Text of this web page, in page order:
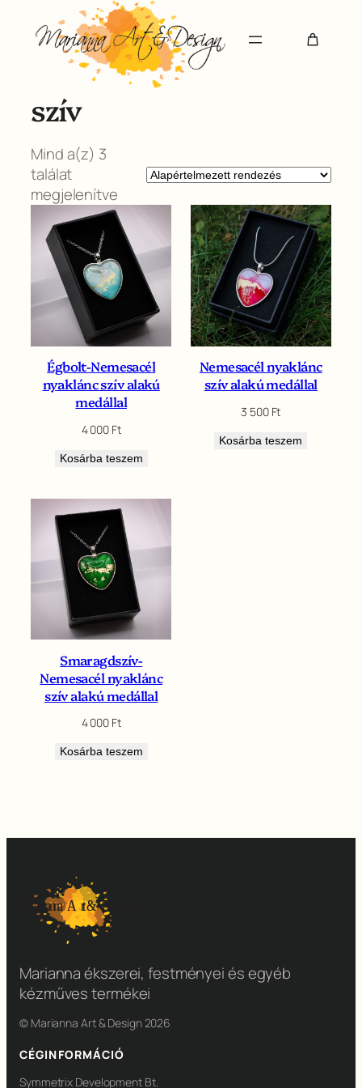
tartalomhoz
szív
Mind a(z) 3
találat
megjelenítve
Égbolt-Nemesacél
nyaklánc szív alakú
medállal
4 000 Ft
Kosárba teszem
Nemesacél nyaklánc
szív alakú medállal
3 500 Ft
Kosárba teszem
Smaragdszív-
Nemesacél nyaklánc
szív alakú medállal
4 000 Ft
Kosárba teszem
Marianna ékszerei, festményei és egyéb
kézműves termékei
© Marianna Art & Design 2026
CÉGINFORMÁCIÓ
Symmetrix Development Bt.